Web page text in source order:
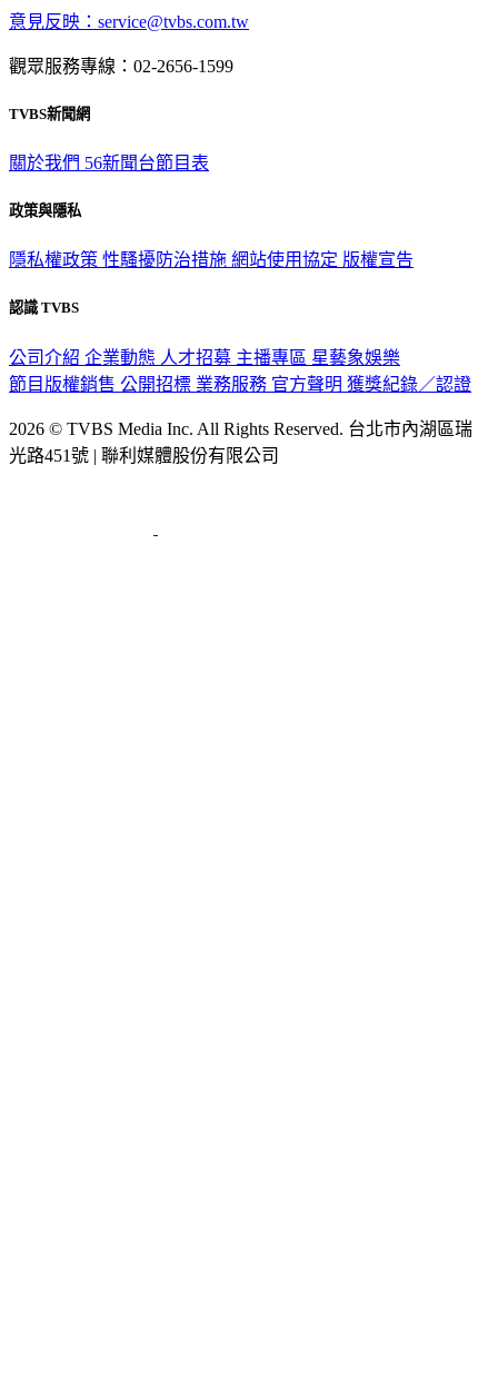
意見反映：service@tvbs.com.tw
觀眾服務專線：02-2656-1599
TVBS新聞網
關於我們 56新聞台節目表
政策與隱私
隱私權政策 性騷擾防治措施 網站使用協定 版權宣告
認識 TVBS
公司介紹 企業動態 人才招募 主播專區 星藝象娛樂
節目版權銷售 公開招標 業務服務 官方聲明 獲獎紀錄／認證
2026 © TVBS Media Inc. All Rights Reserved. 台北市內湖區瑞
光路451號 | 聯利媒體股份有限公司